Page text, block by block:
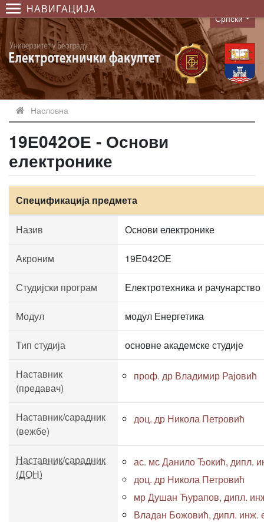
НАВИГАЦИЈА
Language
Српски
Насловна
19Е042ОЕ - Основи
електронике
Спецификација предмета
Назив Основи електронике
Акроним 19Е042ОЕ
Студијски програм Електротехника и рачунарство
Модул модул Енергетика
Тип студија основне академске студије
Наставник
(предавач)
проф. др Владимир Рајовић
Наставник/сарадник
(вежбе)
доц. др Никола Петровић
Наставник/сарадник
(ДОН)
ас. мс Данило Ђокић, дипл.
доц. др Никола Петровић
мр Душан Ћурапов, дипл.
Владан Божовић, дипл. инж.